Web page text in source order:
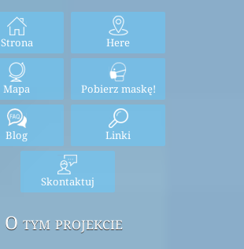
Strona Here
Mapa Pobierz maskę!
Blog Linki
Skontaktuj
O tym projekcie